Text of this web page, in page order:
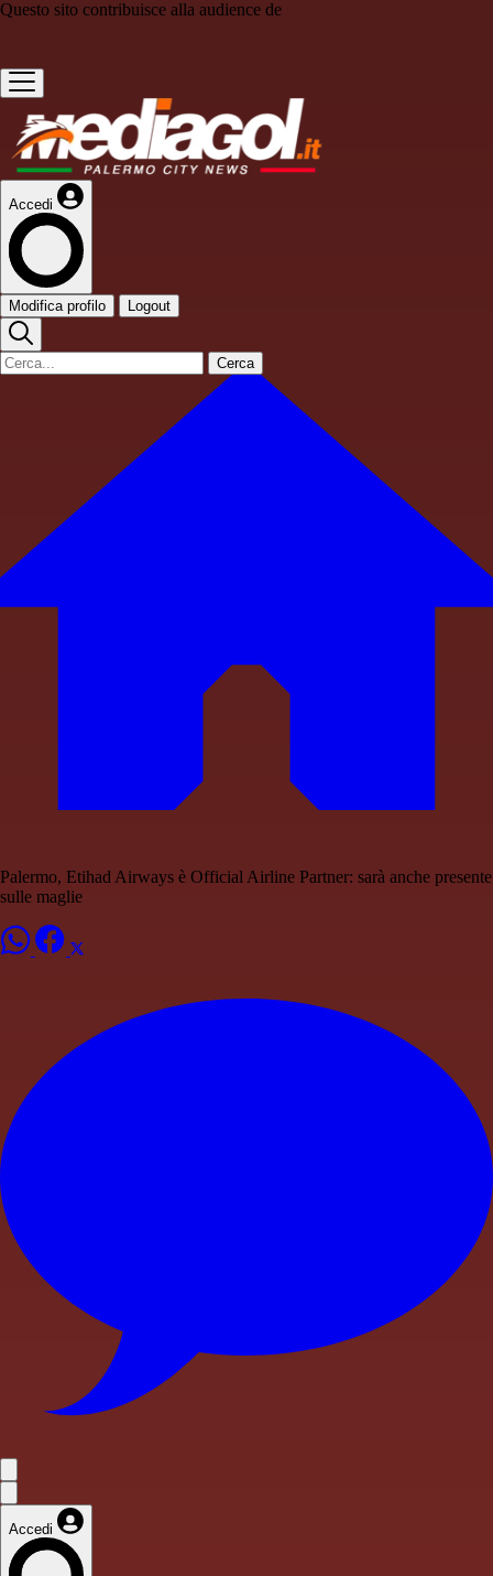
Questo sito contribuisce alla audience de
Accedi
Modifica profilo Logout
Cerca
Palermo, Etihad Airways è Official Airline Partner: sarà anche presente
sulle maglie
Accedi